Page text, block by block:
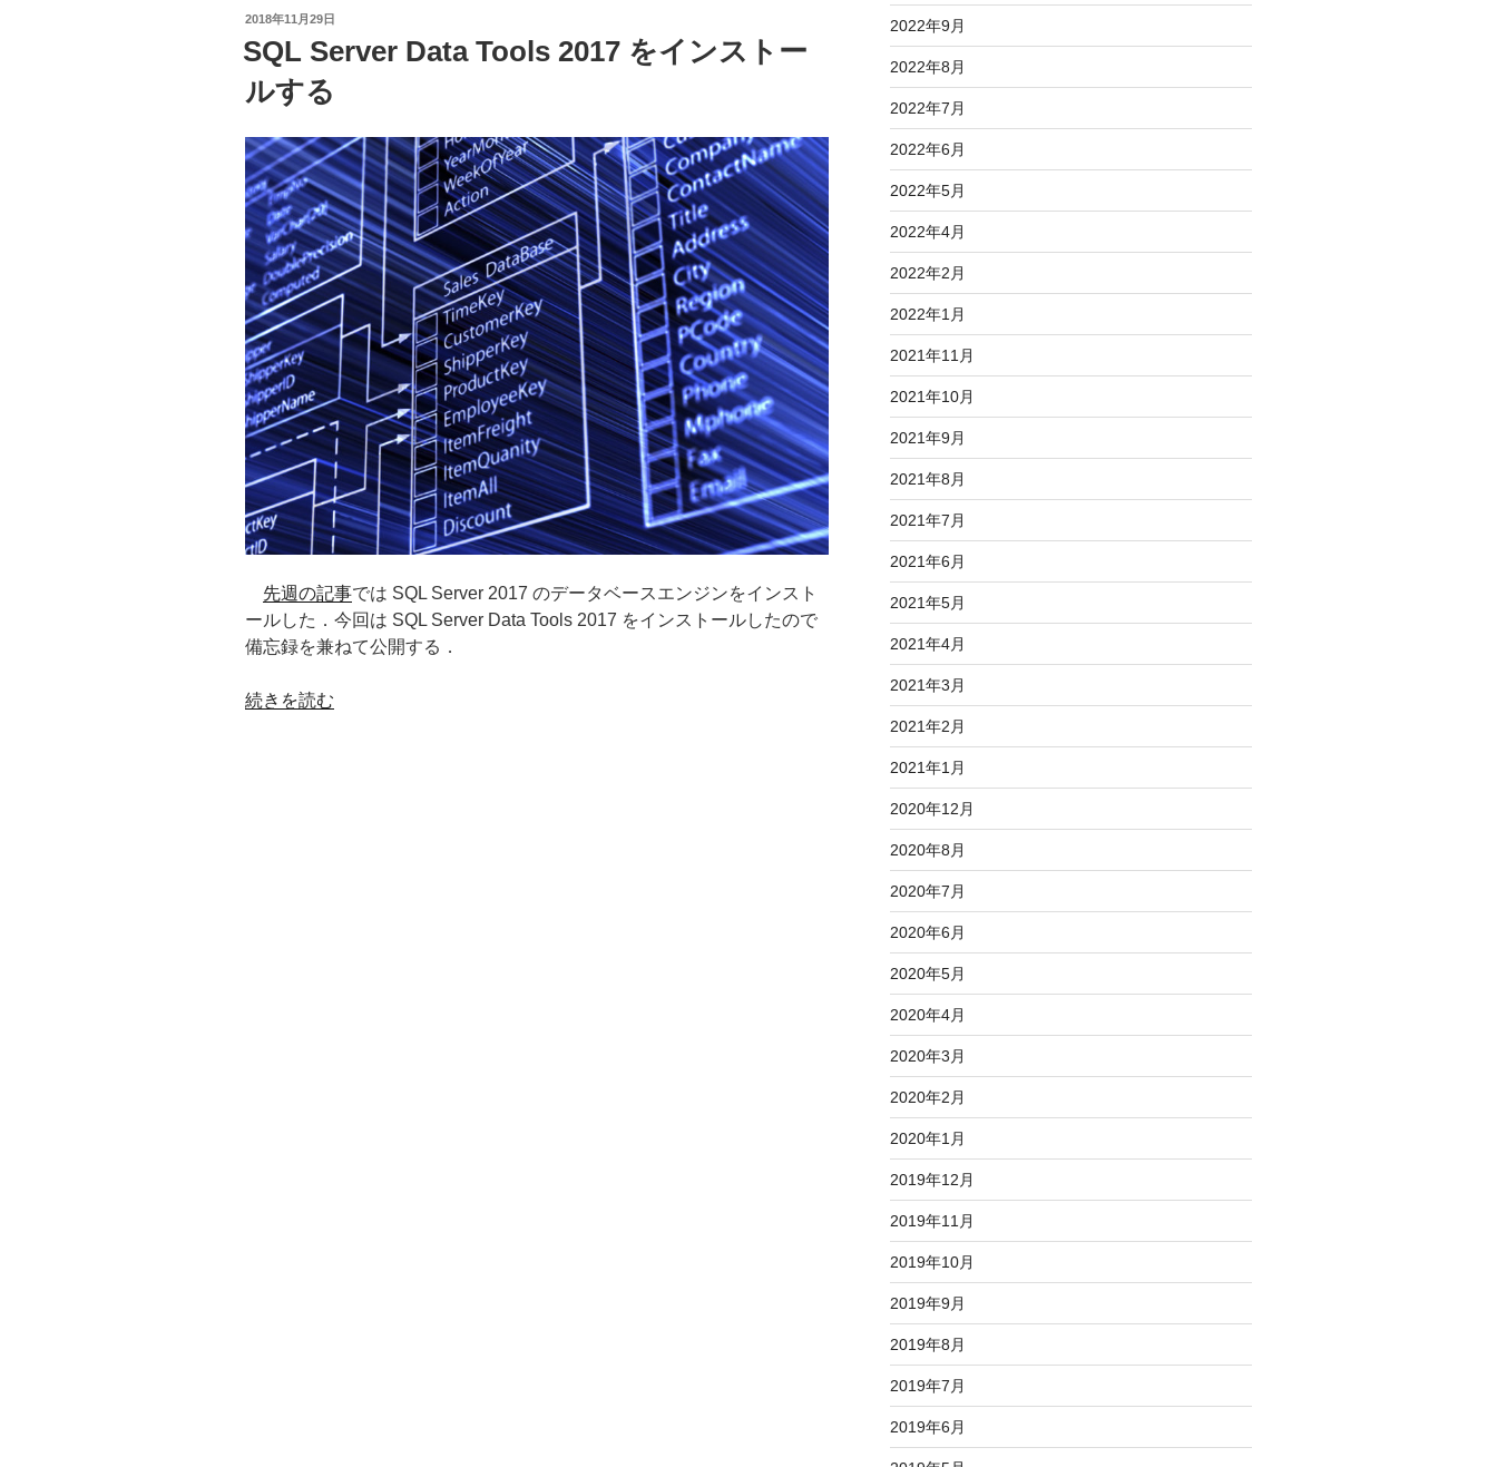
ァ
イ
か
ら
SQL
Server
に
気
象
デ
ー
タ
を
イ
ン
ポ
ー
ト
る”
の
投
日:
2018年11月29日
SQL Server Data Tools 2017 をインストー
ルする
先週の記事では SQL Server 2017 のデータベースエンジンをインスト
ールした．今回は SQL Server Data Tools 2017 をインストールしたので
備忘録を兼ねて公開する．
“SQL
続きを読む
2022年9月
2022年8月
2022年7月
2022年6月
2022年5月
2022年4月
2022年2月
2022年1月
2021年11月
2021年10月
2021年9月
2021年8月
2021年7月
2021年6月
2021年5月
2021年4月
2021年3月
2021年2月
2021年1月
2020年12月
2020年8月
2020年7月
2020年6月
2020年5月
2020年4月
2020年3月
2020年2月
2020年1月
2019年12月
2019年11月
2019年10月
2019年9月
2019年8月
2019年7月
2019年6月